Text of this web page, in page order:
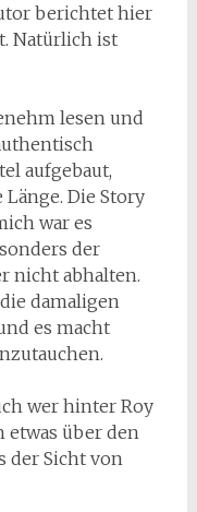
berichtet hier
Natürlich ist
lesen und
aufgebaut,
Die Story
war es
der
nicht abhalten.
damaligen
es macht
wer hinter Roy
etwas über den
der Sicht von